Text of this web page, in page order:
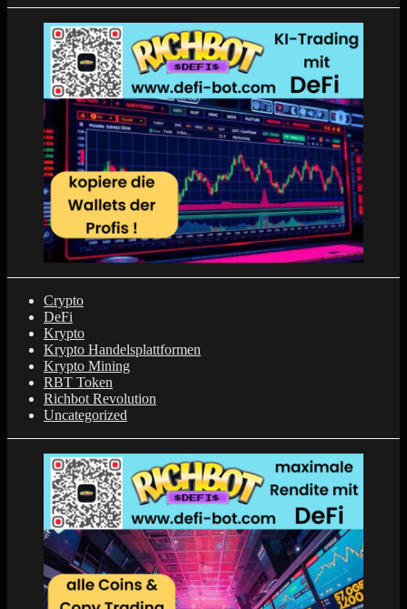
Crypto
DeFi
Krypto
Krypto Handelsplattformen
Krypto Mining
RBT Token
Richbot Revolution
Uncategorized